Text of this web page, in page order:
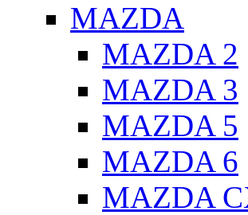
MAZDA
MAZDA 2
MAZDA 3
MAZDA 5
MAZDA 6
MAZDA